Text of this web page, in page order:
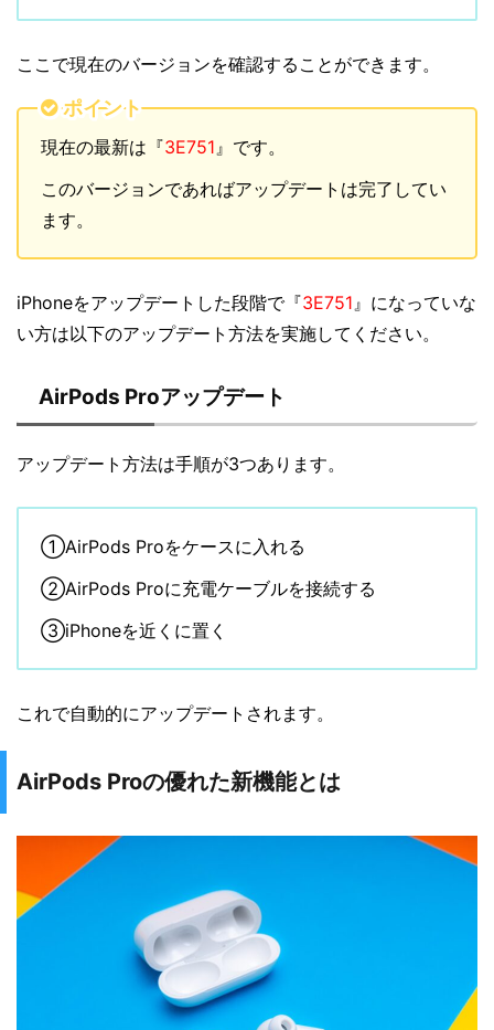
ここで現在のバージョンを確認することができます。
ポイント
現在の最新は『3E751 』です。
このバージョンであればアップデートは完了してい
ます。
iPhoneをアップデートした段階で『3E751 』になっていな
い方は以下のアップデート方法を実施してください。
AirPods Proアップデート
アップデート方法は手順が3つあります。
①AirPods Proをケースに入れる
②AirPods Proに充電ケーブルを接続する
③iPhoneを近くに置く
これで自動的にアップデートされます。
AirPods Proの優れた新機能とは